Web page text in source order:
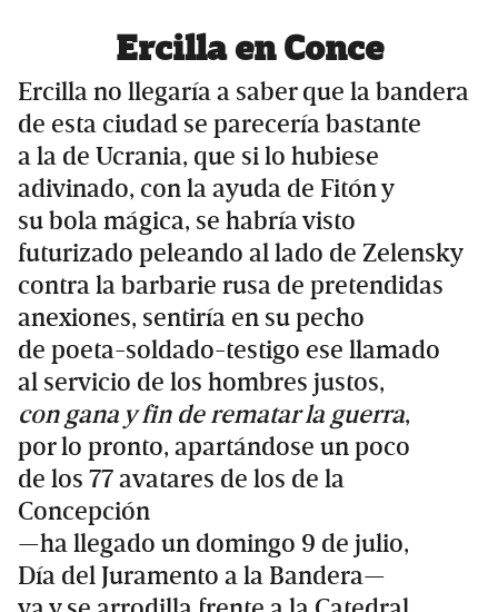
Ercilla en Conce
Ercilla no llegaría a saber que la bandera
de esta ciudad se parecería bastante
a la de Ucrania, que si lo hubiese
adivinado, con la ayuda de Fitón y
su bola mágica, se habría visto
futurizado peleando al lado de Zelensky
contra la barbarie rusa de pretendidas
anexiones, sentiría en su pecho
de poeta-soldado-testigo ese llamado
al servicio de los hombres justos,
con gana y fin de rematar la guerra,
por lo pronto, apartándose un poco
de los 77 avatares de los de la
Concepción
—ha llegado un domingo 9 de julio,
Día del Juramento a la Bandera—